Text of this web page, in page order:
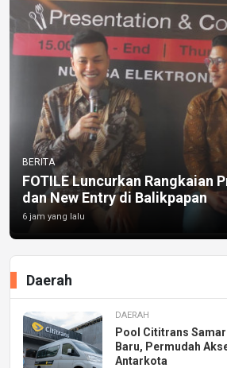
BERITA
FOTILE Luncurkan Rangkaian
dan New Entry di Balikpapan
6 jam yang lalu
Daerah
DAERAH
Pool Cititrans
Baru, Permudah
Antarkota